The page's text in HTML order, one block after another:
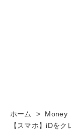
ホーム > Money
【スマホ】iDを